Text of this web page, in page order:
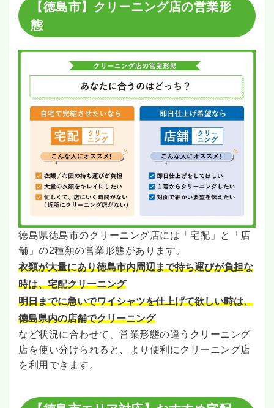
【徳島市】クリーニング店の営業形
態
徳島県徳島市のクリーニング店には「宅配」と「店
舗」の2種類の営業形態があります。
衣類が大量にあり徳島市内周辺まで持ち運びが負担な
時は、宅配クリーニング
明日までに急いでワイシャツを仕上げて欲しい時は、
徳島県内の店舗でクリーニング
など状況に合わせて、営業形態の違うクリーニング
店を使い分けられると、より便利にクリーニング店
を利用できます。